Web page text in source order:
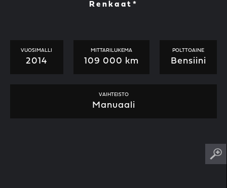
Renkaat*
VUOSIMALLI
2014
MITTARILUKEMA
109 000 km
POLTTOAINE
Bensiini
VAIHTEISTO
Manuaali